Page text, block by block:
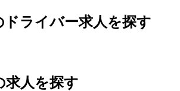
ドライバー求人を探す
求人を探す